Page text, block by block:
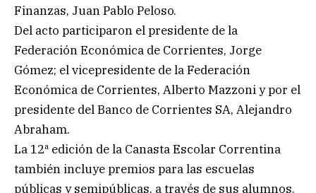
Finanzas, Juan Pablo Peloso.
Del acto participaron el presidente de la
Federación Económica de Corrientes, Jorge
Gómez; el vicepresidente de la Federación
Económica de Corrientes, Alberto Mazzoni y por el
presidente del Banco de Corrientes SA, Alejandro
Abraham.
La 12ª edición de la Canasta Escolar Correntina
también incluye premios para las escuelas
públicas y semipúblicas, a través de sus alumnos.